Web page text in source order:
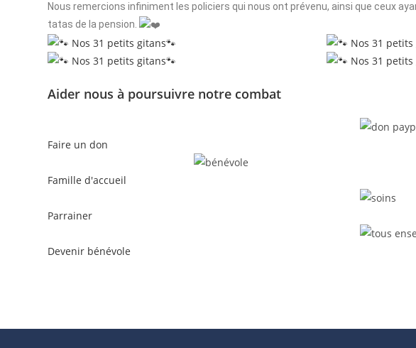
Nous remercions infiniment les policiers qui nous ont prévenu, ainsi que ceux
tatas de la pension.
Aider nous à poursuivre notre combat
Faire un don
Famille d'accueil
Parrainer
Devenir bénévole